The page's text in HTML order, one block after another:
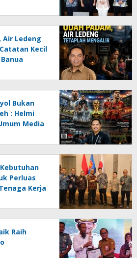
Air Ledeng
Kecil
Oleh :
Bukan
: Helmi
Media
Perluas
Kerja
Raih